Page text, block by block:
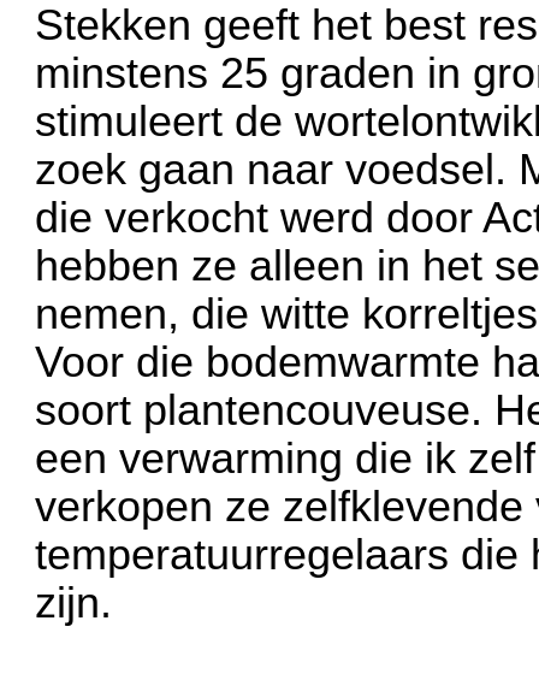
Stekken geeft het best
minstens 25 graden in
stimuleert de
zoek gaan naar voedsel.
die verkocht werd door
hebben ze alleen in het
nemen, die witte
Voor die bodemwarmte
soort plantencouveuse.
een verwarming die ik
verkopen ze
temperatuurregelaars
zijn.